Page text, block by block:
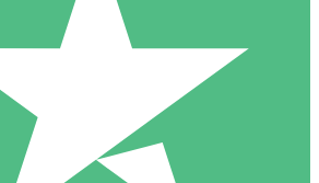
créditos de descarga. Sin compromiso
10 00